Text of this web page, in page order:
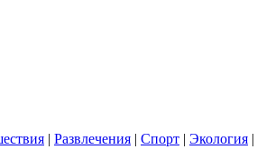
| Развлечения | Спорт | Экология |